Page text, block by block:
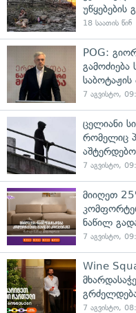
უწყებების
18 საათის წინ
POG:
7 აგვისტო,
ცელიანი
რომელიც
7 აგვისტო,
მიიღეთ
ნაწილ
7 აგვისტო,
Wine
7 აგვისტო,